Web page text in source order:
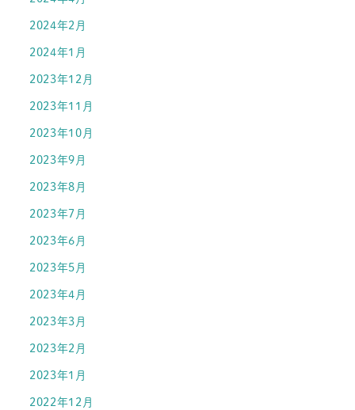
2024年2月
2024年1月
2023年12月
2023年11月
2023年10月
2023年9月
2023年8月
2023年7月
2023年6月
2023年5月
2023年4月
2023年3月
2023年2月
2023年1月
2022年12月